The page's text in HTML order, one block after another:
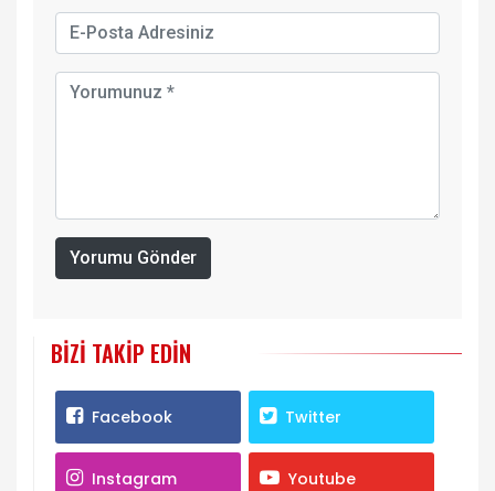
Yorumu Gönder
BIZI TAKIP EDIN
Facebook Twitter
Instagram Youtube